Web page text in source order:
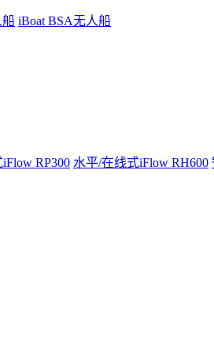
船 iBoat BSA无人船
RP300 水平/在线式iFlow RH600